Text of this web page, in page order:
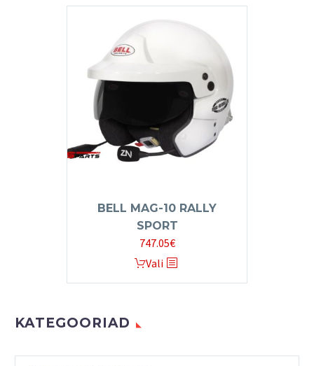
multiple
variants.
may
chosen
on
the
BELL MAG-10 RALLY
SPORT
747.05€
ValiThis
product
KATEGOORIAD